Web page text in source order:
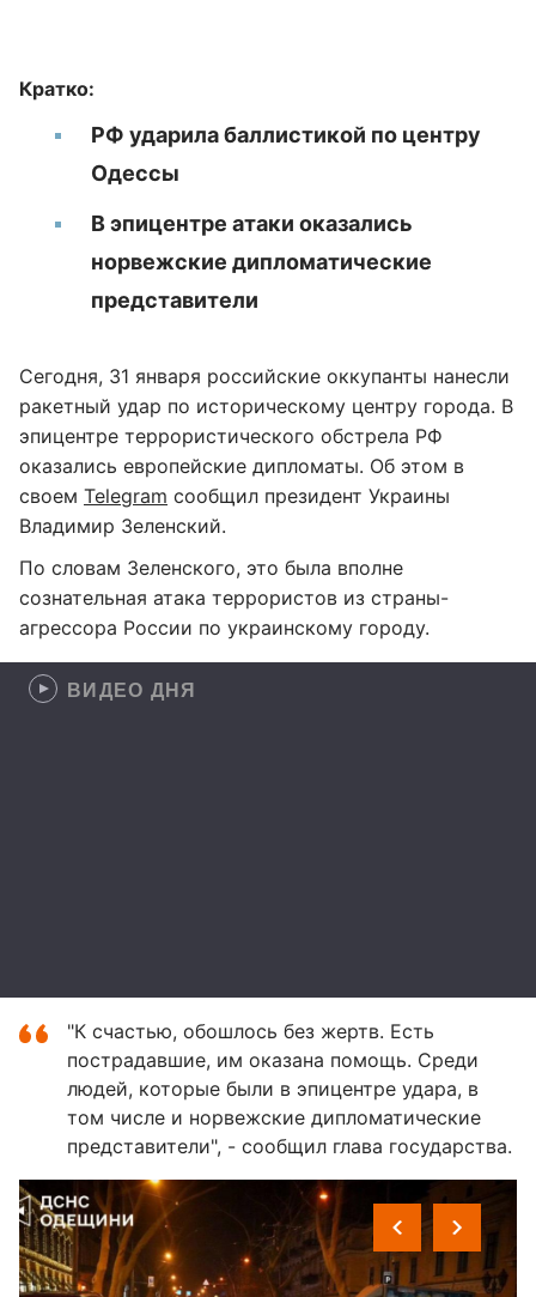
Кратко:
РФ ударила баллистикой по центру
Одессы
В эпицентре атаки оказались
норвежские дипломатические
представители
Сегодня, 31 января российские оккупанты нанесли
ракетный удар по историческому центру города. В
эпицентре террористического обстрела РФ
оказались европейские дипломаты. Об этом в
своем Telegram сообщил президент Украины
Владимир Зеленский.
По словам Зеленского, это была вполне
сознательная атака террористов из страны-
агрессора России по украинскому городу.
ВИДЕО ДНЯ
"К счастью, обошлось без жертв. Есть
пострадавшие, им оказана помощь. Среди
людей, которые были в эпицентре удара, в
том числе и норвежские дипломатические
представители", - сообщил глава государства.